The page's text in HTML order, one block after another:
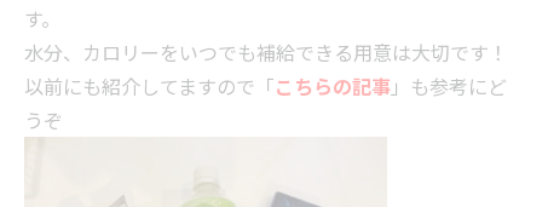
す。
水分、カロリーをいつでも補給できる用意は大切です！
以前にも紹介してますので「こちらの記事」も参考にど
うぞ